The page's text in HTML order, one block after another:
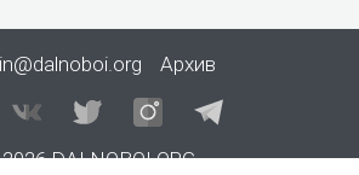
Архив
DALNOBOI.ORG